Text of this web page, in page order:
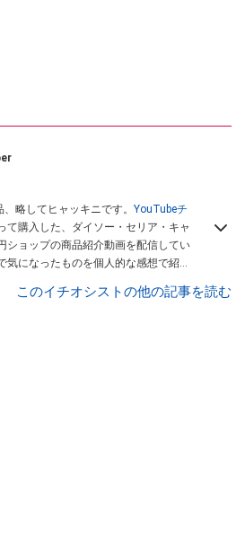
略してヒャッキニです。 YouTubeチ
て購入した、ダイソー・セリア・キャ
ショップの商品紹介動画を配信してい
気になったものを個人的な感想で紹介
このイチオシストの他の記事を読む